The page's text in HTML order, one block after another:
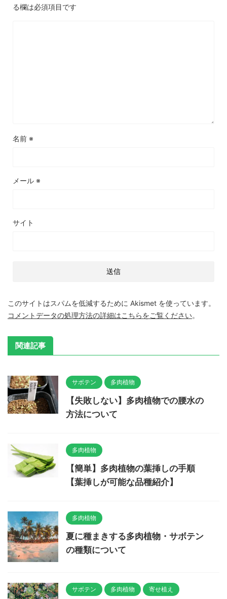
る欄は必須項目です
名前 ※
メール ※
サイト
このサイトはスパムを低減するために Akismet を使っています。
コメントデータの処理方法の詳細はこちらをご覧ください。
関連記事
サボテン 多肉植物
【失敗しない】多肉植物での腰水の
方法について
多肉植物
【簡単】多肉植物の葉挿しの手順
【葉挿しが可能な品種紹介】
多肉植物
夏に種まきする多肉植物・サボテン
の種類について
サボテン 多肉植物 寄せ植え